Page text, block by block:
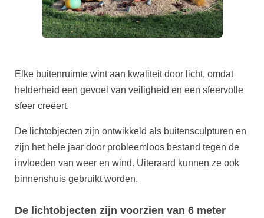
Elke buitenruimte wint aan kwaliteit door licht, omdat
helderheid een gevoel van veiligheid en een sfeervolle
sfeer creëert.
De lichtobjecten zijn ontwikkeld als buitensculpturen en
zijn het hele jaar door probleemloos bestand tegen de
invloeden van weer en wind. Uiteraard kunnen ze ook
binnenshuis gebruikt worden.
De lichtobjecten zijn voorzien van 6 meter